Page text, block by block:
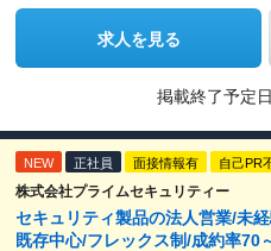
求人を見る
掲載終了予定日
NEW 正社員 面接情報有 自己PR
株式会社プライムセキュリティー
セキュリティ製品の法人営業/未
既存中心/フレックス制/成約率70